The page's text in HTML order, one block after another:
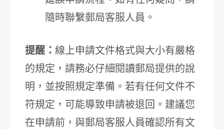
隨時聯繫郵局客服人員。
提醒： 線上申請文件格式與大小有嚴格
的規定，請務必仔細閱讀郵局提供的說
明，並按照規定準備。若有任何文件不
符規定，可能導致申請被退回。建議您
在申請前，與郵局客服人員確認所有文